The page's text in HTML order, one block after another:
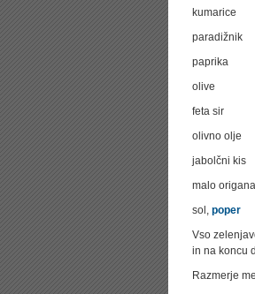
kumarice
paradižnik
paprika
olive
feta sir
olivno olje
jabolčni kis
malo origana
sol, poper
Vso
in na koncu
Razmerje